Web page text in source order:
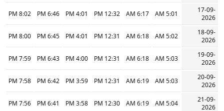
17-09-
2026
5:01 AM
6:17 AM
12:32 PM
4:01 PM
6:46 PM
8:02 PM
18-09-
2026
5:02 AM
6:18 AM
12:31 PM
4:01 PM
6:45 PM
8:00 PM
19-09-
2026
5:03 AM
6:18 AM
12:31 PM
4:00 PM
6:43 PM
7:59 PM
20-09-
2026
5:03 AM
6:19 AM
12:31 PM
3:59 PM
6:42 PM
7:58 PM
21-09-
2026
5:04 AM
6:19 AM
12:30 PM
3:58 PM
6:41 PM
7:56 PM